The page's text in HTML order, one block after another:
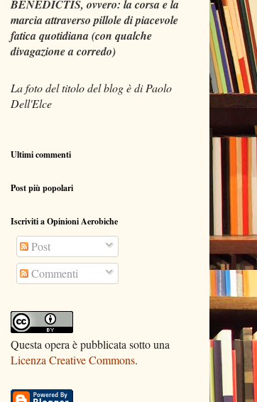
BENEDICTIS, ovvero: la corsa e la
marcia attraverso pillole di piacevole
fatica quotidiana (con qualche
divagazione a corredo)
La foto del titolo del blog è di Paolo
Dell'Elce
Ultimi commenti
Post più popolari
Iscriviti a Opinioni Aerobiche
Post
Commenti
Questa opera è pubblicata sotto una
Licenza Creative Commons.